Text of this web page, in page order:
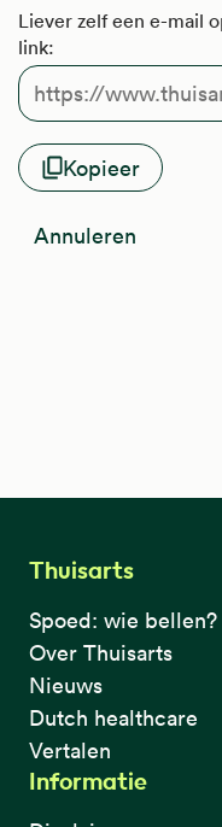
Liever zelf een e-mail
link:
Kopieer
Annuleren
Thuisarts
Spoed: wie bellen?
Over Thuisarts
Nieuws
Dutch healthcare
Vertalen
Informatie